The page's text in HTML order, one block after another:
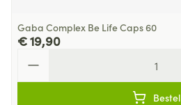
Gaba Complex Be Life Caps 60
€ 19,90
Bestel